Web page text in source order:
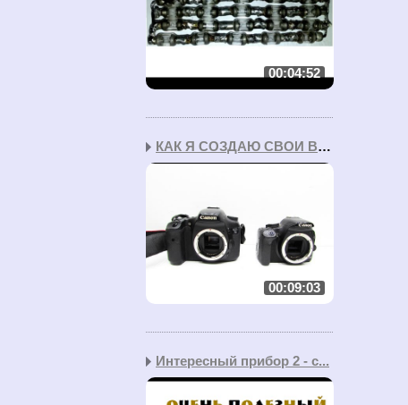
00:04:52
КАК Я СОЗДАЮ СВОИ ВИДЕО...
00:09:03
Интересный прибор 2 - с...